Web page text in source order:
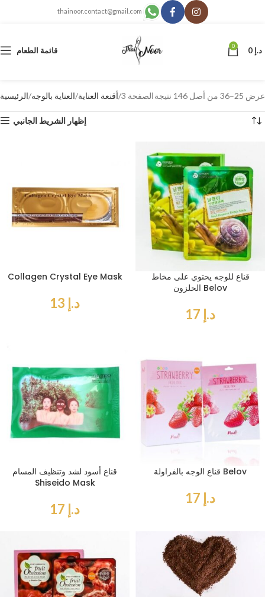
thainoor.contact@gmail.com
قائمة الطعام 0 د.إ
الرئيسية العناية بالوجه أقنعة العناية الصفحة 3 عرض 25–36 من أصل 146 نتيجة
إظهار الشريط الجانبي
Collagen Crystal Eye Mask
د.إ
قناع للوجه يحتوي على مخاط
الحلزون Belov
د.إ
قناع أسود لشد وتنظيف المسام
Shiseido Mask
د.إ
قناع الوجه بالفراولة Belov
د.إ